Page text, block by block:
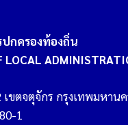
ปกครองท้องถิ่น
LOCAL
ขตจตุจักร กรุงเทพมหาน
1